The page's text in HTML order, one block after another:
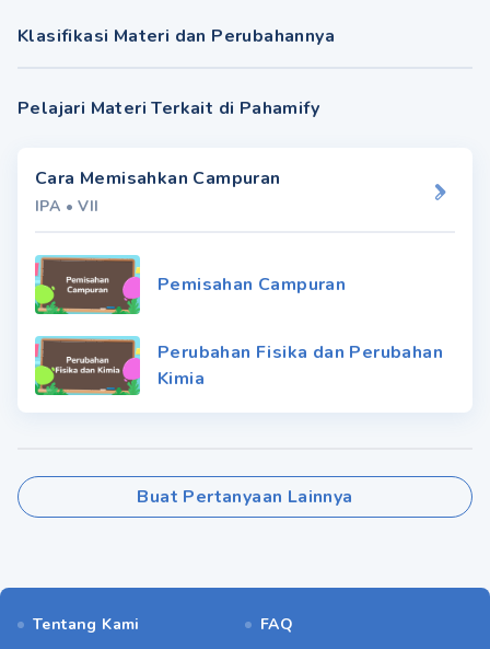
Klasifikasi Materi dan Perubahannya
Pelajari Materi Terkait di Pahamify
Cara Memisahkan Campuran
IPA •VII
Pemisahan Campuran
Perubahan Fisika dan Perubahan
Kimia
Buat Pertanyaan Lainnya
Tentang Kami FAQ